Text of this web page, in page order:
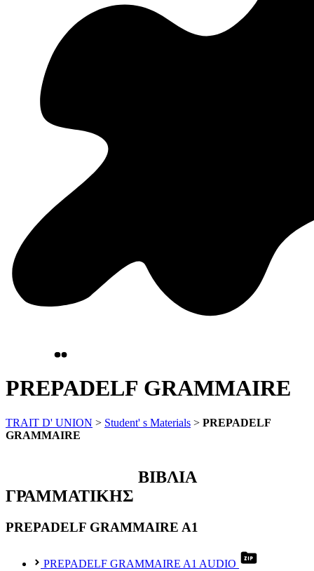
PREPADELF GRAMMAIRE
TRAIT D' UNION > Student' s Materials > PREPADELF
GRAMMAIRE
ΒΙΒΛΙΑ
ΓΡΑΜΜΑΤΙΚΗΣ
PREPADELF GRAMMAIRE A1
PREPADELF GRAMMAIRE A1 AUDIO